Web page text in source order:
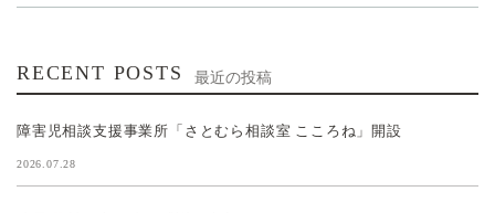
RECENT POSTS 最近の投稿
障害児相談支援事業所「さとむら相談室 こころね」開設
2026.07.28